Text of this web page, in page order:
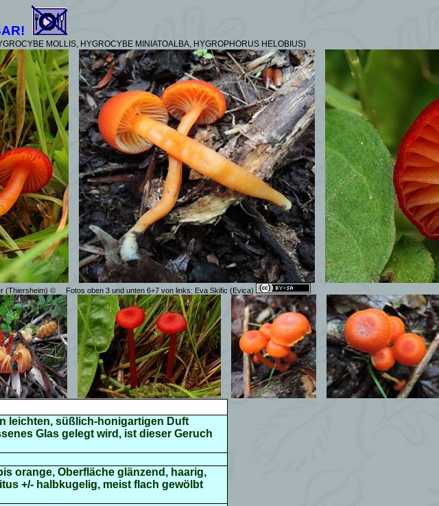
MOLLIS, HYGROCYBE MINIATOALBA, HYGROPHORUS HELOBIUS)
(Thiersheim) © Fotos oben 3 und unten 6+7 von links: Eva Skific (Evica)
leichten, süßlich-honigartigen Duft
Glas gelegt wird, ist dieser Geruch
orange, Oberfläche glänzend, haarig,
+/- halbkugelig, meist flach gewölbt